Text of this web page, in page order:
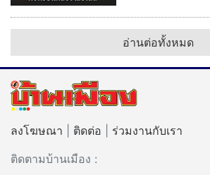
อ่านต่อทั้งหมด
ลงโฆษณา ติดต่อ
ร่วมงานกับเรา
ติดตามบ้านเมือง :